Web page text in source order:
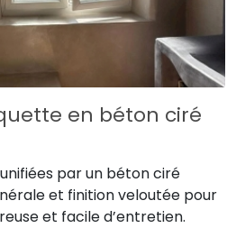
en béton ciré
par un béton ciré
et finition veloutée pour
et facile d’entretien.